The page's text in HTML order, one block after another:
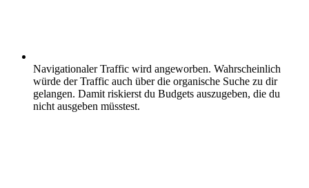
Navigationaler Traffic wird angeworben. Wahrscheinlich
würde der Traffic auch über die organische Suche zu dir
gelangen. Damit riskierst du Budgets auszugeben, die du
nicht ausgeben müsstest.